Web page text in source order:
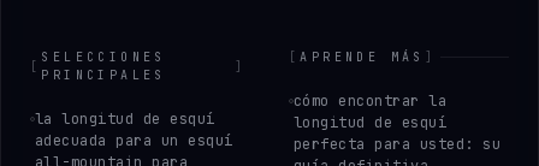
[
SELECCIONES
PRINCIPALES
]
la longitud de esquí
adecuada para un esquí
[APRENDE MÁS ]
cómo encontrar la
longitud de esquí
perfecta para usted: su